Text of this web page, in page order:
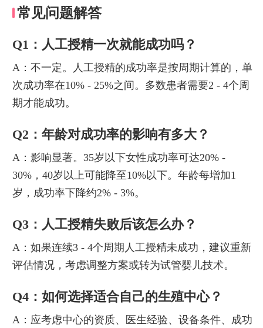
常见问题解答
Q1：人工授精一次就能成功吗？
A：不一定。人工授精的成功率是按周期计算的，单
次成功率在10% - 25%之间。多数患者需要2 - 4个周
期才能成功。
Q2：年龄对成功率的影响有多大？
A：影响显著。35岁以下女性成功率可达20% -
30%，40岁以上可能降至10%以下。年龄每增加1
岁，成功率下降约2% - 3%。
Q3：人工授精失败后该怎么办？
A：如果连续3 - 4个周期人工授精未成功，建议重新
评估情况，考虑调整方案或转为试管婴儿技术。
Q4：如何选择适合自己的生殖中心？
A：应考虑中心的资质、医生经验、设备条件、成功